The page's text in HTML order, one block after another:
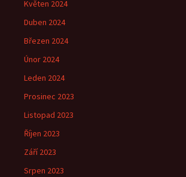
Květen 2024
Duben 2024
Březen 2024
Únor 2024
Leden 2024
Prosinec 2023
Listopad 2023
Říjen 2023
Září 2023
Srpen 2023